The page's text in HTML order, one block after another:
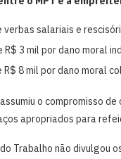
salariais e
R$ 3 mil por dano moral
8 mil por dano moral
o compromisso
apropriados para
Trabalho não divulgou